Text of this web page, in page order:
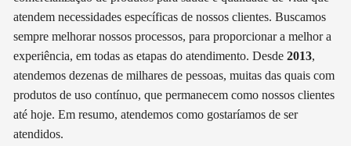
atendem necessidades específicas de nossos clientes. Buscamos
sempre melhorar nossos processos, para proporcionar a melhor a
experiência, em todas as etapas do atendimento. Desde2013,
atendemos dezenas de milhares de pessoas, muitas das quais com
produtos de uso contínuo, que permanecem como nossos clientes
até hoje. Em resumo, atendemos como gostaríamos de ser
atendidos.